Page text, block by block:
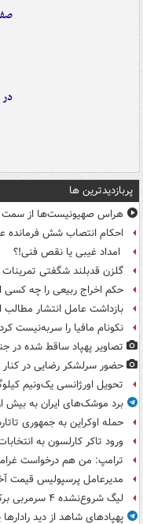
پربازدیدترین ها
هراس صهیونیست‌ها از
احکام انتصاب شش فرمانده
امداد غیبی یا نقص فنی!؟
گلزن قدبلند شگفتی
حکم اخراج ربیعی را چه کسی
بازداشت عامل انتشار مطالب
نکونام مافیا را سربه‌نیست کرد
تصاویر پهپاد ساقط شده در
حضور سرلشکر رضایی در کنار
تحویل اورژانسی یک‌ونیم
برد موشک‌های ایران به بیش از ۴ هزار کیلومتر
حمله اوکراین به جمهوری تاتارستان با ۱۲
ورود تاکر کارلسون به
ترامپ: من هم درخواست
مدیرعامل پرسپولیس قیمت
لیگ شروع‌نشده ۴ سرمربی برکنار شدند
پهپادهای شاهد از دید